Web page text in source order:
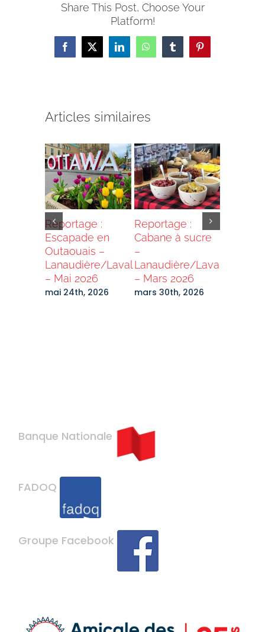
Share This Post, Choose Your
Platform!
Facebook
X LinkedInWhatsAppTumblrPinterest
Articles similaires
Reportage :
Escapade en
Outaouais –
Lanaudière/Laval
– Mai 2026
mai 24th, 2026
Reportage :
Cabane à sucre
–
Lanaudière/Laval
– Mars 2026
mars 30th, 2026
Banque Nationale
FADOQ
Groupe Facebook